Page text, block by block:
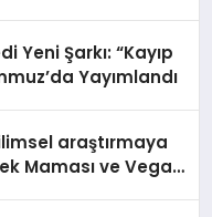
Yeni Şarkı: “Kayıp
Yayımlandı
araştırmaya
Maması ve Vegan